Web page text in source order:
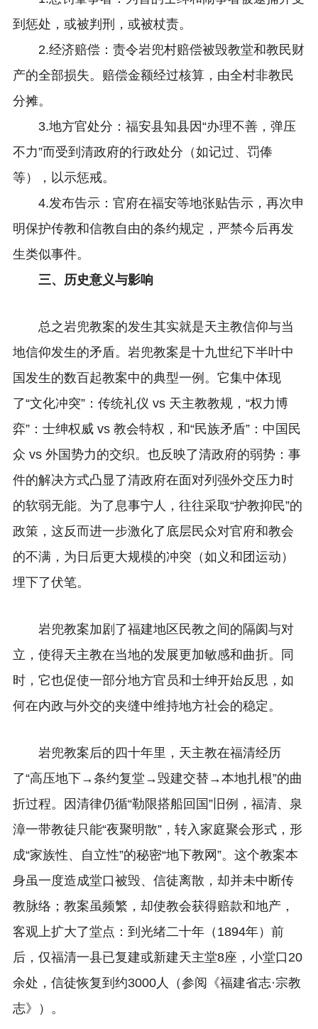
到惩处，或被判刑，或被杖责。
2.经济赔偿：责令岩兜村赔偿被毁教堂和教民财
产的全部损失。赔偿金额经过核算，由全村非教民
分摊。
3.地方官处分：福安县知县因“办理不善，弹压
不力”而受到清政府的行政处分（如记过、罚俸
等），以示惩戒。
4.发布告示：官府在福安等地张贴告示，再次申
明保护传教和信教自由的条约规定，严禁今后再发
生类似事件。
三、历史意义与影响
总之岩兜教案的发生其实就是天主教信仰与当
地信仰发生的矛盾。岩兜教案是十九世纪下半叶中
国发生的数百起教案中的典型一例。它集中体现
了“文化冲突”：传统礼仪 vs 天主教教规，“权力博
弈”：士绅权威 vs 教会特权，和“民族矛盾”：中国民
众 vs 外国势力的交织。也反映了清政府的弱势：事
件的解决方式凸显了清政府在面对列强外交压力时
的软弱无能。为了息事宁人，往往采取“护教抑民”的
政策，这反而进一步激化了底层民众对官府和教会
的不满，为日后更大规模的冲突（如义和团运动）
埋下了伏笔。
岩兜教案加剧了福建地区民教之间的隔阂与对
立，使得天主教在当地的发展更加敏感和曲折。同
时，它也促使一部分地方官员和士绅开始反思，如
何在内政与外交的夹缝中维持地方社会的稳定。
岩兜教案后的四十年里，天主教在福清经历
了“高压地下→条约复堂→毁建交替→本地扎根”的曲
折过程。因清律仍循“勒限搭船回国”旧例，福清、泉
漳一带教徒只能“夜聚明散”，转入家庭聚会形式，形
成“家族性、自立性”的秘密“地下教网”。这个教案本
身虽一度造成堂口被毁、信徒离散，却并未中断传
教脉络；教案虽频繁，却使教会获得赔款和地产，
客观上扩大了堂点：到光绪二十年（1894年）前
后，仅福清一县已复建或新建天主堂8座，小堂口20
余处，信徒恢复到约3000人（参阅《福建省志·宗教
志》）。